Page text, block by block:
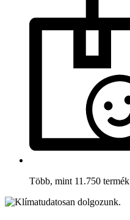
Több, mint 11.750 termék